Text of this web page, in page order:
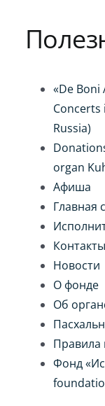
«De
Concerts
Russia)
organ
Афиша
Главная
Контакты
Новости
О фонде
Об
Правила
Фонд